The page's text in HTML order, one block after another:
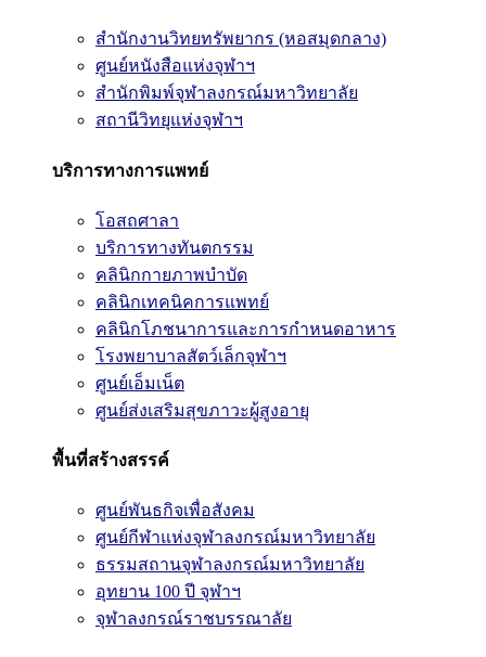
สำนักงานวิทยทรัพยากร (หอสมุดกลาง)
ศูนย์หนังสือแห่งจุฬาฯ
สำนักพิมพ์จุฬาลงกรณ์มหาวิทยาลัย
สถานีวิทยุแห่งจุฬาฯ
บริการทางการแพทย์
โอสถศาลา
บริการทางทันตกรรม
คลินิกกายภาพบำบัด
คลินิกเทคนิคการแพทย์
คลินิกโภชนาการและการกำหนดอาหาร
โรงพยาบาลสัตว์เล็กจุฬาฯ
ศูนย์เอ็มเน็ต
ศูนย์ส่งเสริมสุขภาวะผู้สูงอายุ
พื้นที่สร้างสรรค์
ศูนย์พันธกิจเพื่อสังคม
ศูนย์กีฬาแห่งจุฬาลงกรณ์มหาวิทยาลัย
ธรรมสถานจุฬาลงกรณ์มหาวิทยาลัย
อุทยาน 100 ปี จุฬาฯ
จุฬาลงกรณ์ราชบรรณาลัย